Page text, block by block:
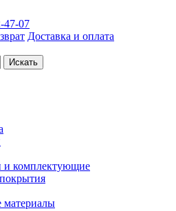
47-07
Доставка и оплата
Искать
и комплектующие
материалы